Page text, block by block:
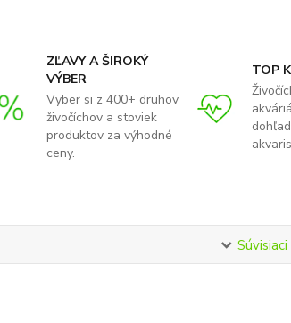
ZĽAVY A ŠIROKÝ
VÝBER
Vyber si z 400+ druhov
živočíchov a stoviek
produktov za výhodné
ceny.
TOP